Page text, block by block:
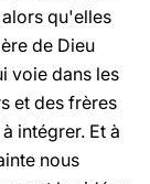
qu'elles
de Dieu
voie dans les
et des frères
intégrer. Et à
nous